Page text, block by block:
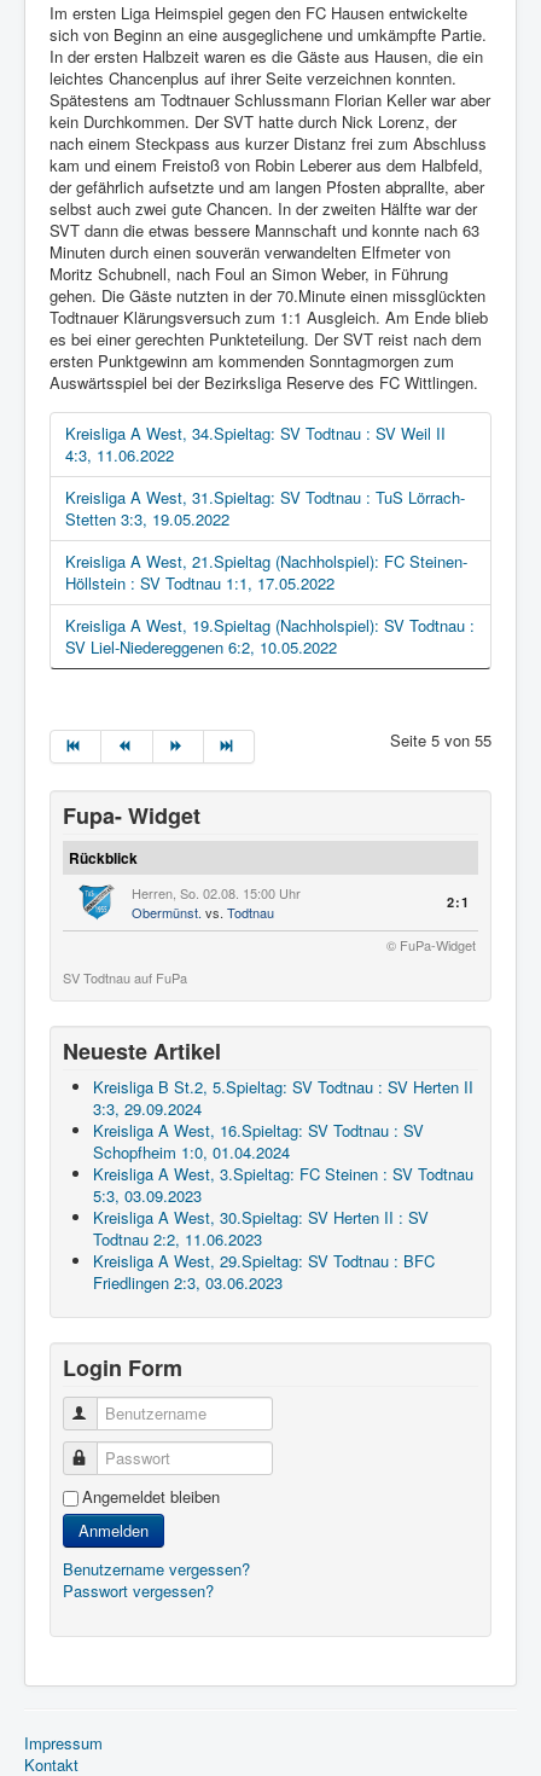
Im ersten Liga Heimspiel gegen den FC Hausen entwickelte
sich von Beginn an eine ausgeglichene und umkämpfte Partie.
In der ersten Halbzeit waren es die Gäste aus Hausen, die ein
leichtes Chancenplus auf ihrer Seite verzeichnen konnten.
Spätestens am Todtnauer Schlussmann Florian Keller war aber
kein Durchkommen. Der SVT hatte durch Nick Lorenz, der
nach einem Steckpass aus kurzer Distanz frei zum Abschluss
kam und einem Freistoß von Robin Leberer aus dem Halbfeld,
der gefährlich aufsetzte und am langen Pfosten abprallte, aber
selbst auch zwei gute Chancen. In der zweiten Hälfte war der
SVT dann die etwas bessere Mannschaft und konnte nach 63
Minuten durch einen souverän verwandelten Elfmeter von
Moritz Schubnell, nach Foul an Simon Weber, in Führung
gehen. Die Gäste nutzten in der 70.Minute einen missglückten
Todtnauer Klärungsversuch zum 1:1 Ausgleich. Am Ende blieb
es bei einer gerechten Punkteteilung. Der SVT reist nach dem
ersten Punktgewinn am kommenden Sonntagmorgen zum
Auswärtsspiel bei der Bezirksliga Reserve des FC Wittlingen.
Kreisliga A West, 34.Spieltag: SV Todtnau : SV Weil II
4:3, 11.06.2022
Kreisliga A West, 31.Spieltag: SV Todtnau : TuS Lörrach-
Stetten 3:3, 19.05.2022
Kreisliga A West, 21.Spieltag (Nachholspiel): FC Steinen-
Höllstein : SV Todtnau 1:1, 17.05.2022
Kreisliga A West, 19.Spieltag (Nachholspiel): SV Todtnau :
SV Liel-Niedereggenen 6:2, 10.05.2022
Seite 5 von 55
Fupa- Widget
Rückblick
Herren, So. 02.08. 15:00 Uhr
Obermünst. vs. Todtnau
2:1
© FuPa-Widget
SV Todtnau auf FuPa
Neueste Artikel
Kreisliga B St.2, 5.Spieltag: SV Todtnau : SV Herten II
3:3, 29.09.2024
Kreisliga A West, 16.Spieltag: SV Todtnau : SV
Schopfheim 1:0, 01.04.2024
Kreisliga A West, 3.Spieltag: FC Steinen : SV Todtnau
5:3, 03.09.2023
Kreisliga A West, 30.Spieltag: SV Herten II : SV
Todtnau 2:2, 11.06.2023
Kreisliga A West, 29.Spieltag: SV Todtnau : BFC
Friedlingen 2:3, 03.06.2023
Login Form
Benutzername
Passwort
Angemeldet bleiben
Anmelden
Benutzername vergessen?
Passwort vergessen?
Impressum
Kontakt